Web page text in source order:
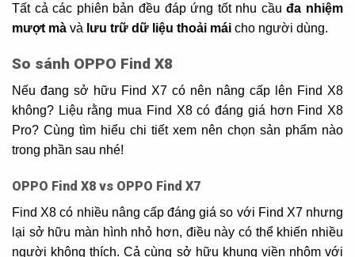
Tất cả các phiên bản đều đáp ứng tốt nhu cầuđa nhiệm
mượt mà và lưu trữ dữ liệu thoải mái cho người dùng.
So sánh OPPO Find X8
Nếu đang sở hữu Find X7 có nên nâng cấp lên Find X8
không? Liệu rằng mua Find X8 có đáng giá hơn Find X8
Pro? Cùng tìm hiểu chi tiết xem nên chọn sản phẩm nào
trong phần sau nhé!
OPPO Find X8 vs OPPO Find X7
Find X8 có nhiều nâng cấp đáng giá so với Find X7 nhưng
lại sở hữu màn hình nhỏ hơn, điều này có thể khiến nhiều
người không thích. Cả cùng sở hữu khung viền nhôm với